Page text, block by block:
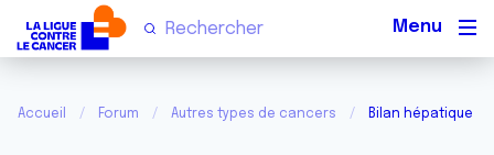
Accueil Forum Autres types de cancers Bilan hépatique